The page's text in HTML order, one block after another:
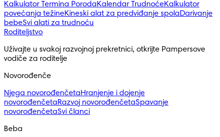
Kalkulator Termina PorodaKalendar TrudnoćeKalkulator
povećanja težineKineski alat za predviđanje spolaDarivanje
bebeSvi alati za trudnoću
Roditeljstvo
Uživajte u svakoj razvojnoj prekretnici, otkrijte Pampersove
vodiče za roditelje
Novorođenče
Njega novorođenčetaHranjenje i dojenje
novorođenčetaRazvoj novorođenčetaSpavanje
novorođenčetaSvi članci
Beba